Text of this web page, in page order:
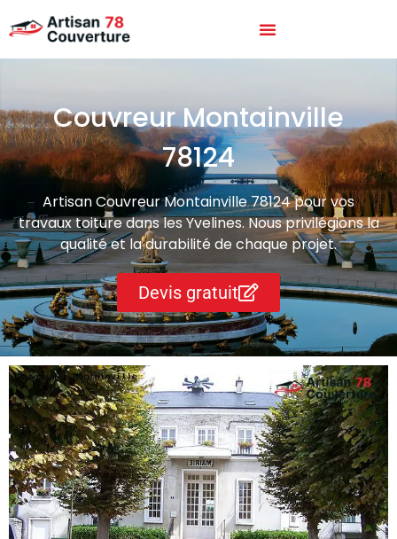
Couvreur Montainville
78124
Artisan Couvreur Montainville 78124 pour vos
travaux toiture dans les Yvelines. Nous privilégions la
qualité et la durabilité de chaque projet.
Devis gratuit